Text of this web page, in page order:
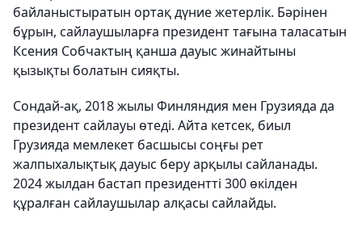
байланыстыратын ортақ дүние жетерлік. Бәрінен
бұрын, сайлаушыларға президент тағына таласатын
Ксения Собчактың қанша дауыс жинайтыны
қызықты болатын сияқты.
Сондай-ақ, 2018 жылы Финляндия мен Грузияда да
президент сайлауы өтеді. Айта кетсек, биыл
Грузияда мемлекет басшысы соңғы рет
жалпыхалықтық дауыс беру арқылы сайланады.
2024 жылдан бастап президентті 300 өкілден
құралған сайлаушылар алқасы сайлайды.